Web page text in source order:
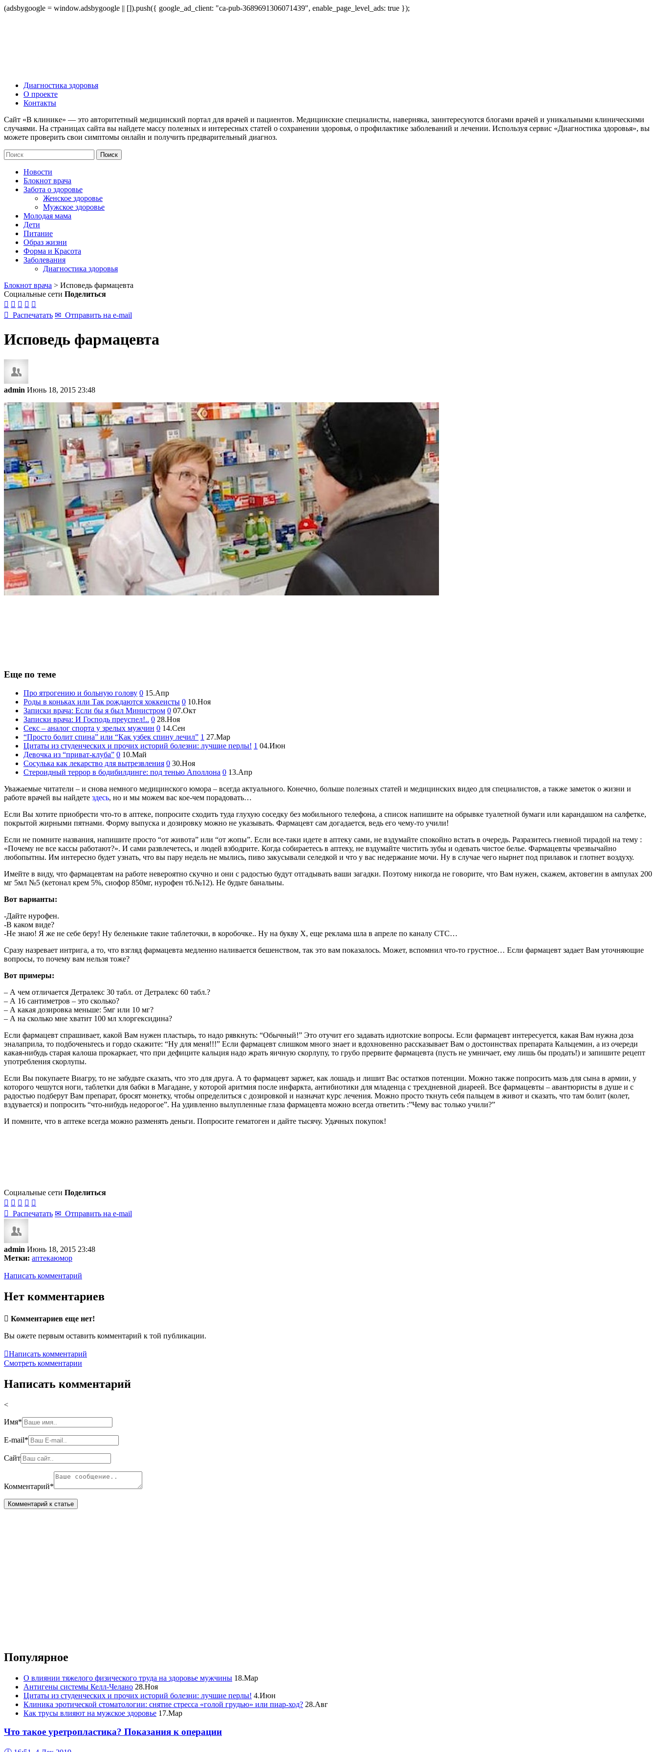
(adsbygoogle = window.adsbygoogle || []).push({ google_ad_client: "ca-pub-3689691306071439", enable_page_level_ads: true });
Диагностика здоровья
О проекте
Контакты
Сайт «В клинике» — это авторитетный медицинский портал для врачей и пациентов. Медицинские специалисты, наверняка, заинтересуются блогами врачей и уникальными клиническими
случаями. На страницах сайта вы найдете массу полезных и интересных статей о сохранении здоровья, о профилактике заболеваний и лечении. Используя сервис «Диагностика здоровья», вы
можете проверить свои симптомы онлайн и получить предварительный диагноз.
Новости
Блокнот врача
Забота о здоровье
Женское здоровье
Мужское здоровье
Молодая мама
Дети
Питание
Образ жизни
Форма и Красота
Заболевания
Диагностика здоровья
Блокнот врача > Исповедь фармацевта
Социальные сети Поделиться
    
 Распечатать ✉ Отправить на e-mail
Исповедь фармацевта
admin Июнь 18, 2015 23:48
Еще по теме
Про ятрогению и больную голову 0 15.Апр
Роды в коньках или Так рождаются хоккеисты 0 10.Ноя
Записки врача: Если бы я был Министром 0 07.Окт
Записки врача: И Господь преуспел!.. 0 28.Ноя
Секс – аналог спорта у зрелых мужчин 0 14.Сен
“Просто болит спина” или “Как узбек спину лечил” 1 27.Мар
Цитаты из студенческих и прочих историй болезни: лучшие перлы! 1 04.Июн
Девочка из “приват-клуба” 0 10.Май
Сосулька как лекарство для вытрезвления 0 30.Ноя
Стероидный террор в бодибилдинге: под тенью Аполлона 0 13.Апр
Уважаемые читатели – и снова немного медицинского юмора – всегда актуального. Конечно, больше полезных статей и медицинских видео для специалистов, а также заметок о жизни и
работе врачей вы найдете здесь, но и мы можем вас кое-чем порадовать…
Если Вы хотите приобрести что-то в аптеке, попросите сходить туда глухую соседку без мобильного телефона, а список напишите на обрывке туалетной бумаги или карандашом на салфетке,
покрытой жирными пятнами. Форму выпуска и дозировку можно не указывать. Фармацевт сам догадается, ведь его чему-то учили!
Если не помните названия, напишите просто “от живота” или “от жопы”. Если все-таки идете в аптеку сами, не вздумайте спокойно встать в очередь. Разразитесь гневной тирадой на тему :
«Почему не все кассы работают?». И сами развлечетесь, и людей взбодрите. Когда собираетесь в аптеку, не вздумайте чистить зубы и одевать чистое белье. Фармацевты чрезвычайно
любопытны. Им интересно будет узнать, что вы пару недель не мылись, пиво закусывали селедкой и что у вас недержание мочи. Ну в случае чего нырнет под прилавок и глотнет воздуху.
Имейте в виду, что фармацевтам на работе невероятно скучно и они с радостью будут отгадывать ваши загадки. Поэтому никогда не говорите, что Вам нужен, скажем, актовегин в ампулах 200
мг 5мл №5 (кетонал крем 5%, сиофор 850мг, нурофен тб.№12). Не будьте банальны.
Вот варианты:
-Дайте нурофен.
-В каком виде?
-Не знаю! Я же не себе беру! Ну беленькие такие таблеточки, в коробочке.. Ну на букву Х, еще реклама шла в апреле по каналу СТС…
Сразу назревает интрига, а то, что взгляд фармацевта медленно наливается бешенством, так это вам показалось. Может, вспомнил что-то грустное… Если фармацевт задает Вам уточняющие
вопросы, то почему вам нельзя тоже?
Вот примеры:
– А чем отличается Детралекс 30 табл. от Детралекс 60 табл.?
– А 16 сантиметров – это сколько?
– А какая дозировка меньше: 5мг или 10 мг?
– А на сколько мне хватит 100 мл хлоргексидина?
Если фармацевт спрашивает, какой Вам нужен пластырь, то надо рявкнуть: “Обычный!” Это отучит его задавать идиотские вопросы. Если фармацевт интересуется, какая Вам нужна доза
эналаприла, то подбоченьтесь и гордо скажите: “Ну для меня!!!” Если фармацевт слишком много знает и вдохновенно рассказывает Вам о достоинствах препарата Кальцемин, а из очереди
какая-нибудь старая калоша прокаркает, что при дефиците кальция надо жрать яичную скорлупу, то грубо прервите фармацевта (пусть не умничает, ему лишь бы продать!) и запишите рецепт
употребления скорлупы.
Если Вы покупаете Виагру, то не забудьте сказать, что это для друга. А то фармацевт заржет, как лошадь и лишит Вас остатков потенции. Можно также попросить мазь для сына в армии, у
которого чешутся ноги, таблетки для бабки в Магадане, у которой аритмия после инфаркта, антибиотики для младенца с трехдневной диареей. Все фармацевты – авантюристы в душе и с
радостью подберут Вам препарат, бросят монетку, чтобы определиться с дозировкой и назначат курс лечения. Можно просто ткнуть себя пальцем в живот и сказать, что там болит (колет,
вздувается) и попросить “что-нибудь недорогое”. На удивленно вылупленные глаза фармацевта можно всегда ответить :”Чему вас только учили?”
И помните, что в аптеке всегда можно разменять деньги. Попросите гематоген и дайте тысячу. Удачных покупок!
Социальные сети Поделиться
    
 Распечатать ✉ Отправить на e-mail
admin Июнь 18, 2015 23:48
Метки: аптекаюмор
Написать комментарий
Нет комментариев
 Комментариев еще нет!
Вы ожете первым оставить комментарий к той публикации.
Написать комментарий
Смотреть комментарии
Написать комментарий
<
Имя*
E-mail*
Сайт
Комментарий*
Популярное
О влиянии тяжелого физического труда на здоровье мужчины 18.Мар
Антигены системы Келл-Челано 28.Ноя
Цитаты из студенческих и прочих историй болезни: лучшие перлы! 4.Июн
Клиника эротической стоматологии: снятие стресса «голой грудью» или пиар-ход? 28.Авг
Как трусы влияют на мужское здоровье 17.Мар
Что такое уретропластика? Показания к операции